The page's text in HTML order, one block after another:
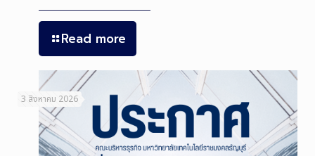
Read more
3 สิงหาคม 2026